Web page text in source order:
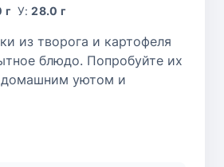
г У:28.0 г
из творога и картофеля
блюдо. Попробуйте их
домашним уютом и